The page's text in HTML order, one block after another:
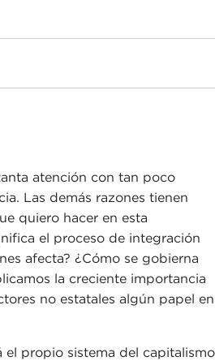
atención con tan poco
Las demás razones tienen
quiero hacer en esta
el proceso de integración
afecta? ¿Cómo se gobierna
la creciente importancia
no estatales algún papel en
el propio sistema del capitalismo